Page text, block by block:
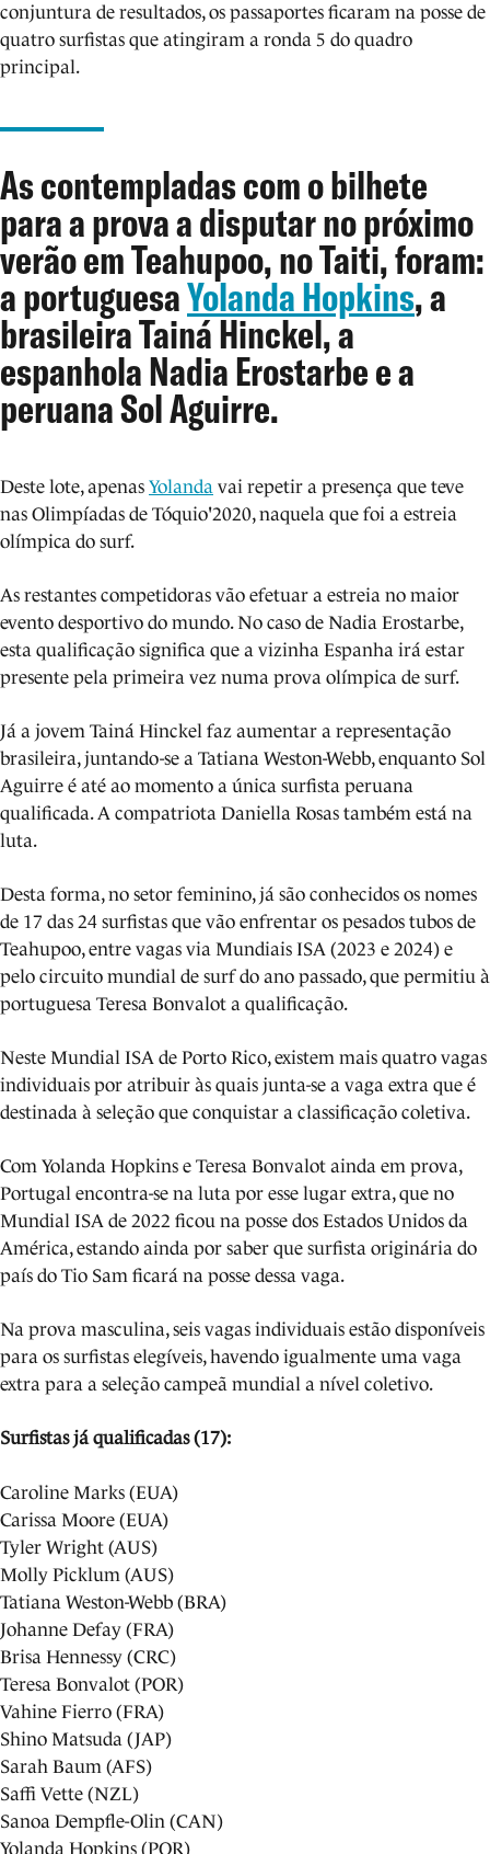
conjuntura de resultados, os passaportes ficaram na posse de
quatro surfistas que atingiram a ronda 5 do quadro
principal.
As contempladas com o bilhete
para a prova a disputar no próximo
verão em Teahupoo, no Taiti, foram:
a portuguesaYolanda Hopkins, a
brasileira Tainá Hinckel, a
espanhola Nadia Erostarbe e a
peruana Sol Aguirre.
Deste lote, apenas Yolanda vai repetir a presença que teve
nas Olimpíadas de Tóquio'2020, naquela que foi a estreia
olímpica do surf.
As restantes competidoras vão efetuar a estreia no maior
evento desportivo do mundo. No caso de Nadia Erostarbe,
esta qualificação significa que a vizinha Espanha irá estar
presente pela primeira vez numa prova olímpica de surf.
Já a jovem Tainá Hinckel faz aumentar a representação
brasileira, juntando-se a Tatiana Weston-Webb, enquanto Sol
Aguirre é até ao momento a única surfista peruana
qualificada. A compatriota Daniella Rosas também está na
luta.
Desta forma, no setor feminino, já são conhecidos os nomes
de 17 das 24 surfistas que vão enfrentar os pesados tubos de
Teahupoo, entre vagas via Mundiais ISA (2023 e 2024) e
pelo circuito mundial de surf do ano passado, que permitiu à
portuguesa Teresa Bonvalot a qualificação.
Neste Mundial ISA de Porto Rico, existem mais quatro vagas
individuais por atribuir às quais junta-se a vaga extra que é
destinada à seleção que conquistar a classificação coletiva.
Com Yolanda Hopkins e Teresa Bonvalot ainda em prova,
Portugal encontra-se na luta por esse lugar extra, que no
Mundial ISA de 2022 ficou na posse dos Estados Unidos da
América, estando ainda por saber que surfista originária do
país do Tio Sam ficará na posse dessa vaga.
Na prova masculina, seis vagas individuais estão disponíveis
para os surfistas elegíveis, havendo igualmente uma vaga
extra para a seleção campeã mundial a nível coletivo.
Surfistas já qualificadas (17):
Caroline Marks (EUA)
Carissa Moore (EUA)
Tyler Wright (AUS)
Molly Picklum (AUS)
Tatiana Weston-Webb (BRA)
Johanne Defay (FRA)
Brisa Hennessy (CRC)
Teresa Bonvalot (POR)
Vahine Fierro (FRA)
Shino Matsuda (JAP)
Sarah Baum (AFS)
Saffi Vette (NZL)
Sanoa Dempfle-Olin (CAN)
Yolanda Hopkins (POR)